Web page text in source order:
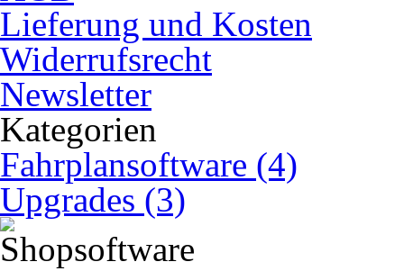
Lieferung und Kosten
Widerrufsrecht
Newsletter
Kategorien
Fahrplansoftware (4)
Upgrades (3)